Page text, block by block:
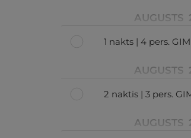
AUGUSTS
1 nakts | 4 pers.
AUGUSTS
2 naktis | 3 pers.
AUGUSTS